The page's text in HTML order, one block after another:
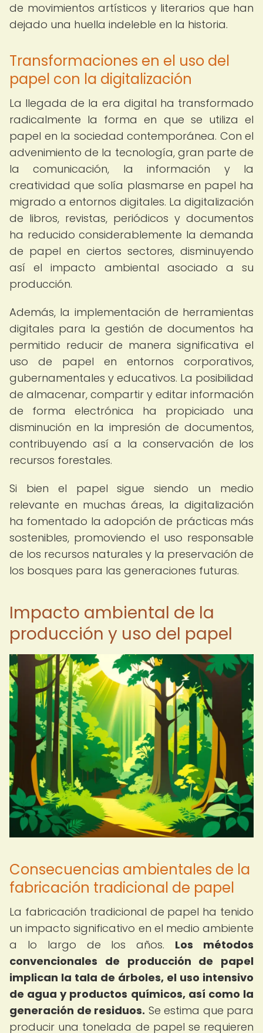
de movimientos artísticos y literarios que han
dejado una huella indeleble en la historia.
Transformaciones en el uso del
papel con la digitalización
La llegada de la era digital ha transformado
radicalmente la forma en que se utiliza el
papel en la sociedad contemporánea. Con el
advenimiento de la tecnología, gran parte de
la comunicación, la información y la
creatividad que solía plasmarse en papel ha
migrado a entornos digitales. La digitalización
de libros, revistas, periódicos y documentos
ha reducido considerablemente la demanda
de papel en ciertos sectores, disminuyendo
así el impacto ambiental asociado a su
producción.
Además, la implementación de herramientas
digitales para la gestión de documentos ha
permitido reducir de manera significativa el
uso de papel en entornos corporativos,
gubernamentales y educativos. La posibilidad
de almacenar, compartir y editar información
de forma electrónica ha propiciado una
disminución en la impresión de documentos,
contribuyendo así a la conservación de los
recursos forestales.
Si bien el papel sigue siendo un medio
relevante en muchas áreas, la digitalización
ha fomentado la adopción de prácticas más
sostenibles, promoviendo el uso responsable
de los recursos naturales y la preservación de
los bosques para las generaciones futuras.
Impacto ambiental de la
producción y uso del papel
Consecuencias ambientales de la
fabricación tradicional de papel
La fabricación tradicional de papel ha tenido
un impacto significativo en el medio ambiente
a lo largo de los años. Los métodos
convencionales de producción de papel
implican la tala de árboles, el uso intensivo
de agua y productos químicos, así como la
generación de residuos. Se estima que para
producir una tonelada de papel se requieren